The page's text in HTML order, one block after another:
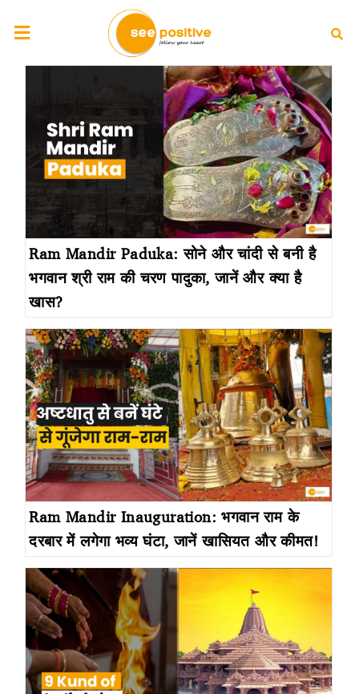
Ram Mandir Paduka: सोने और चांदी से बनी है
भगवान श्री राम की चरण पादुका, जानें और क्या है
खास?
Ram Mandir Inauguration: भगवान राम के
दरबार में लगेगा भव्य घंटा, जानें खासियत और कीमत!